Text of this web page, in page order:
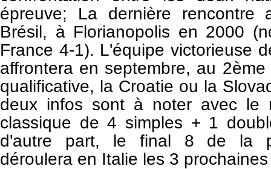
épreuve; La dernière
Brésil, à Florianopolis en 2000
France 4-1). L'équipe victorieuse
affrontera en septembre, au
qualificative, la Croatie ou la
deux infos sont à noter avec le
classique de 4 simples + 1
d'autre part, le final 8 de la
déroulera en Italie les 3